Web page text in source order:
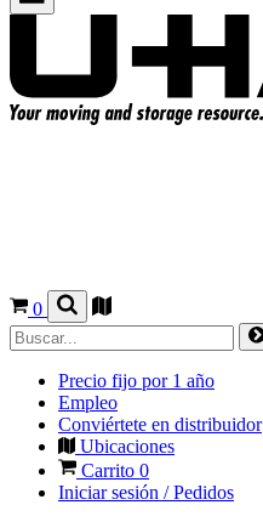
0
Precio fijo por 1 año
Empleo
Conviértete en distribuidor
Ubicaciones
Carrito 0
Iniciar sesión / Pedidos